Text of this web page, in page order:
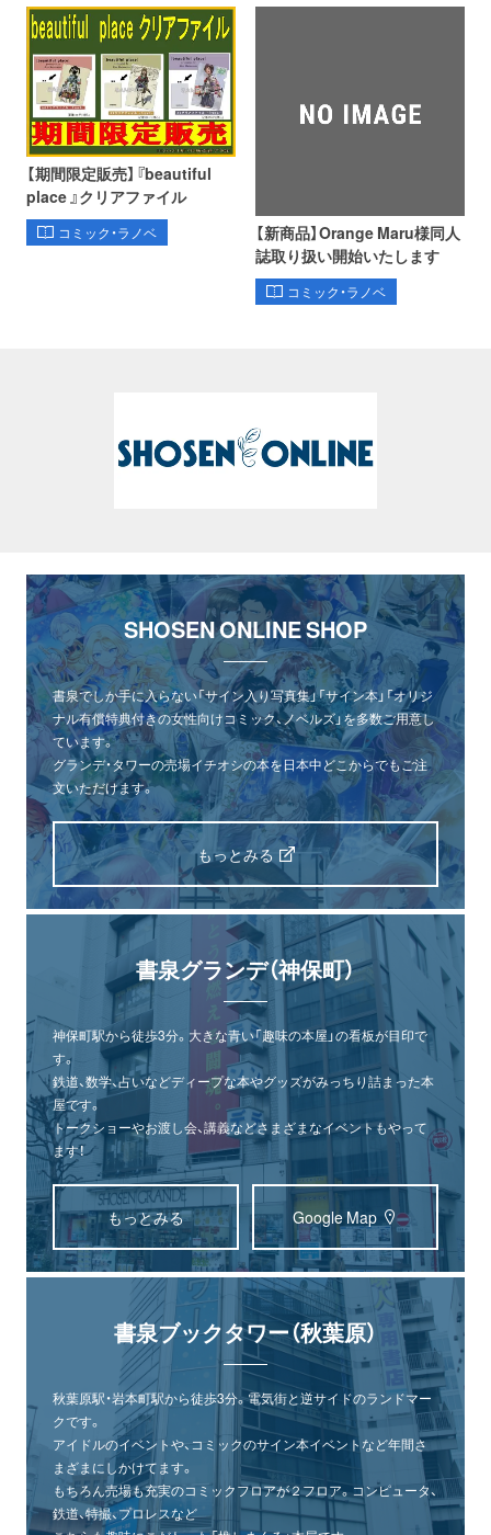
【期間限定販売】『beautiful
place 』クリアファイル
コミック・ラノベ
【新商品】Orange Maru様同人
誌取り扱い開始いたします
コミック・ラノベ
SHOSEN ONLINE SHOP
書泉でしか手に入らない「サイン入り写真集」「サイン本」「オリジ
ナル有償特典付きの女性向けコミック、ノベルズ」を多数ご用意し
ています。
グランデ・タワーの売場イチオシの本を日本中どこからでもご注
文いただけます。
もっとみる
書泉グランデ（神保町）
神保町駅から徒歩3分。大きな青い「趣味の本屋」の看板が目印で
す。
鉄道、数学、占いなどディープな本やグッズがみっちり詰まった本
屋です。
トークショーやお渡し会、講義などさまざまなイベントもやって
ます！
もっとみる Google Map
書泉ブックタワー（秋葉原）
秋葉原駅・岩本町駅から徒歩3分。電気街と逆サイドのランドマー
クです。
アイドルのイベントや、コミックのサイン本イベントなど年間さ
まざまにしかけてます。
もちろん売場も充実のコミックフロアが２フロア。コンピュータ、
鉄道、特撮、プロレスなど